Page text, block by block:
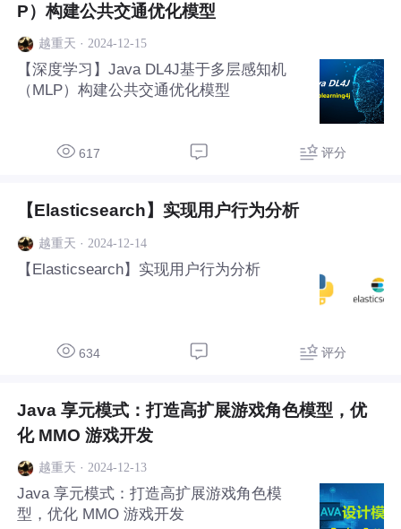
P）构建公共交通优化模型
越重天 · 2024-12-15
【深度学习】Java DL4J基于多层感知机
（MLP）构建公共交通优化模型
617 评分
【Elasticsearch】实现用户行为分析
越重天 · 2024-12-14
【Elasticsearch】实现用户行为分析
634 评分
Java 享元模式：打造高扩展游戏角色模型，优
化 MMO 游戏开发
越重天 · 2024-12-13
Java 享元模式：打造高扩展游戏角色模
型，优化 MMO 游戏开发